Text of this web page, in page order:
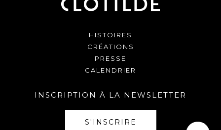
HISTOIRES
CRÉATIONS
PRESSE
CALENDRIER
INSCRIPTION À LA NEWSLETTER
S'INSCRIRE